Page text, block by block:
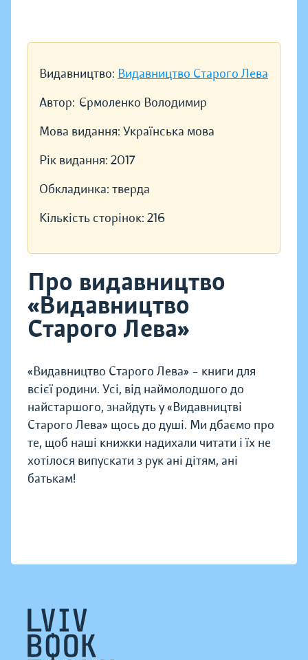
Видавництво: Видавництво Старого Лева
Автор: Єрмоленко Володимир
Мова видання: Українська мова
Рік видання: 2017
Обкладинка: тверда
Кількість сторінок: 216
Про видавництво
«Видавництво
Старого Лева»
«Видавництво Старого Лева» – книги для
всієї родини. Усі, від наймолодшого до
найстаршого, знайдуть у «Видавництві
Старого Лева» щось до душі. Ми дбаємо про
те, щоб наші книжки надихали читати і їх не
хотілося випускати з рук ані дітям, ані
батькам!